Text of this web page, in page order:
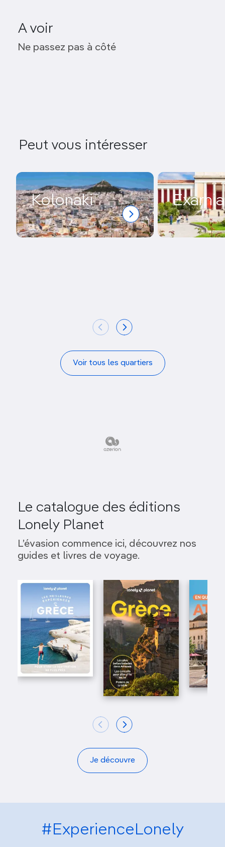
A voir
Ne passez pas à côté
Musée d’Art islamique
Annexe Pireos du musée Benaki
Peut vous intéresser
Kolonaki Exarhia
Voir tous les quartiers
Le catalogue des éditions
Lonely Planet
L’évasion commence ici, découvrez nos
guides et livres de voyage.
Je découvre
#ExperienceLonely